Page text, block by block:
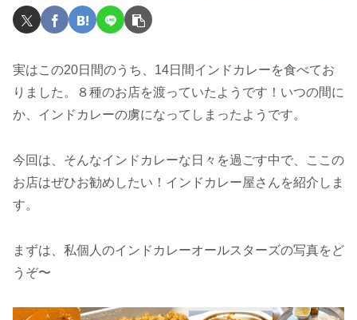
実はこの20日間のうち、14日間インドカレーを食べてお
りました。８種のお店を渡っていたようです！いつの間に
か、インドカレーの虜になってしまったようです。
今回は、そんなインドカレーな日々を過ごす中で、ここの
お店はぜひお勧めしたい！インドカレー屋さんを紹介しま
す。
まずは、私個人のインドカレーオールスターズの写真をど
うぞ〜